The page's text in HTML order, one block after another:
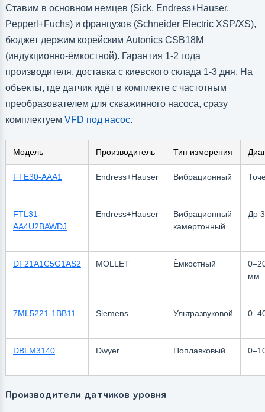
Ставим в основном немцев (Sick, Endress+Hauser,
Pepperl+Fuchs) и французов (Schneider Electric XSP/XS),
бюджет держим корейским Autonics CSB18M
(индукционно-ёмкостной). Гарантия 1-2 года
производителя, доставка с киевского склада 1-3 дня. На
объекты, где датчик идёт в комплекте с частотным
преобразователем для скважинного насоса, сразу
комплектуем VFD под насос.
Модель Производитель Тип измерения
FTE30-AAA1 Endress+Hauser Вибрационный
FTL31-
AA4U2BAWDJ
Endress+Hauser
Вибрационный
камертонный
До
DF21A1C5G1AS2 MOLLET Ёмкостный
мм
7ML5221-1BB11 Siemens Ультразвуковой
DBLM3140 Dwyer Поплавковый
Производители датчиков уровня